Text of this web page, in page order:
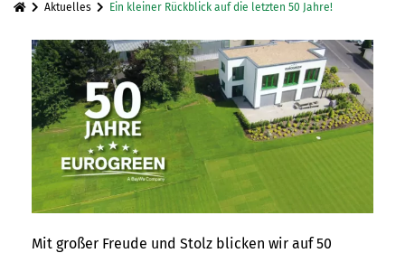
Aktuelles Ein kleiner Rückblick auf die letzten 50 Jahre!
Mit großer Freude und Stolz blicken wir auf 50